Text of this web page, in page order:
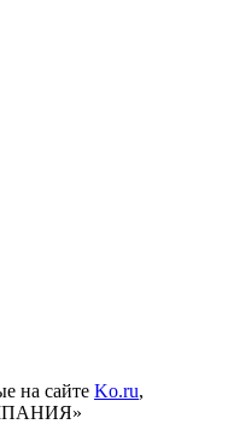
на сайте Ko.ru,